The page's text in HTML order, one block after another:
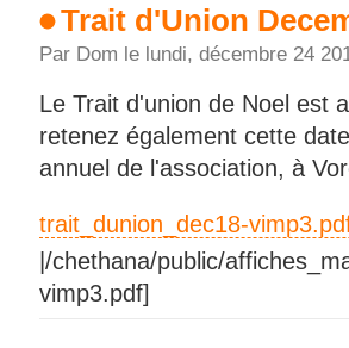
Trait d'Union
Par Dom le lundi, décembre 24
Le Trait d'union de Noel est
retenez également cette
annuel de l'association, à
trait_dunion_dec18-
|/chethana/public/
vimp3.pdf]